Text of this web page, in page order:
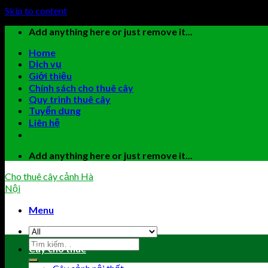
Skip to content
Add anything here or just remove it...
Home
Dịch vụ
Giới thiệu
Chính sách cho thuê cây
Quy trình thuê cây
Tuyển dụng
Liên hệ
Add anything here or just remove it...
Cho thuê cây cảnh Hà
Nội
Menu
Cây cho thuê